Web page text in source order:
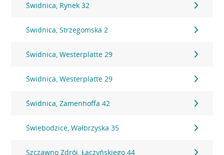
Świdnica, Rynek 32
Świdnica, Strzegomska 2
Świdnica, Westerplatte 29
Świdnica, Westerplatte 29
Świdnica, Zamenhoffa 42
Świebodzice, Wałbrzyska 35
Szczawno Zdrój, Łączyńskiego 44